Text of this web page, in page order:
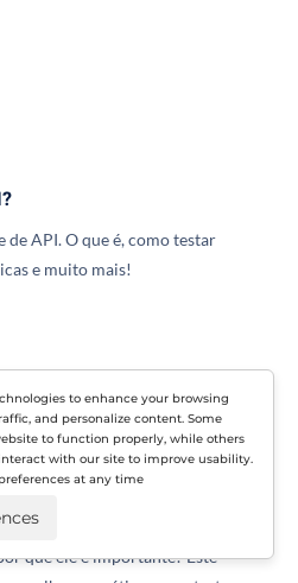
API. O que é, como testar
e muito mais!
que ele é importante? Este
to enhance your browsing
and personalize content. Some
to function properly, while others
with our site to improve usability.
at any time